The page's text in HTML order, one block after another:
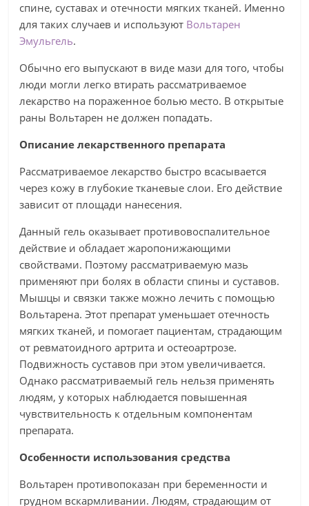
спине, суставах и отечности мягких тканей. Именно
для таких случаев и используют Вольтарен
Эмульгель.
Обычно его выпускают в виде мази для того, чтобы
люди могли легко втирать рассматриваемое
лекарство на пораженное болью место. В открытые
раны Вольтарен не должен попадать.
Описание лекарственного препарата
Рассматриваемое лекарство быстро всасывается
через кожу в глубокие тканевые слои. Его действие
зависит от площади нанесения.
Данный гель оказывает противовоспалительное
действие и обладает жаропонижающими
свойствами. Поэтому рассматриваемую мазь
применяют при болях в области спины и суставов.
Мышцы и связки также можно лечить с помощью
Вольтарена. Этот препарат уменьшает отечность
мягких тканей, и помогает пациентам, страдающим
от ревматоидного артрита и остеоартрозе.
Подвижность суставов при этом увеличивается.
Однако рассматриваемый гель нельзя применять
людям, у которых наблюдается повышенная
чувствительность к отдельным компонентам
препарата.
Особенности использования средства
Вольтарен противопоказан при беременности и
грудном вскармливании. Людям, страдающим от